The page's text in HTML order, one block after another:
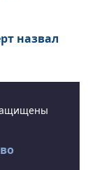
назвал